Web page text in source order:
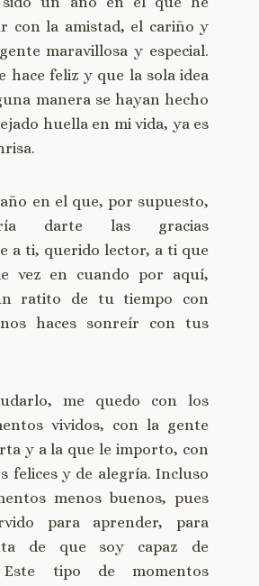
con la amistad, el cariño y
maravillosa y especial.
hace feliz y que la sola idea
manera se hayan hecho
huella en mi vida, ya es
en el que, por supuesto,
darte las gracias
a ti, querido lector, a ti que
vez en cuando por aquí,
ratito de tu tiempo con
haces sonreír con tus
me quedo con los
vividos, con la gente
y a la que le importo, con
felices y de alegría. Incluso
menos buenos, pues
para aprender, para
de que soy capaz de
Este tipo de momentos